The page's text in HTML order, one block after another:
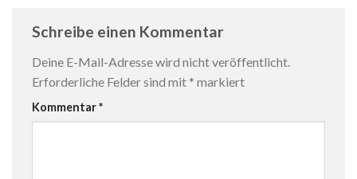
Schreibe einen Kommentar
Deine E-Mail-Adresse wird nicht veröffentlicht.
Erforderliche Felder sind mit * markiert
Kommentar*